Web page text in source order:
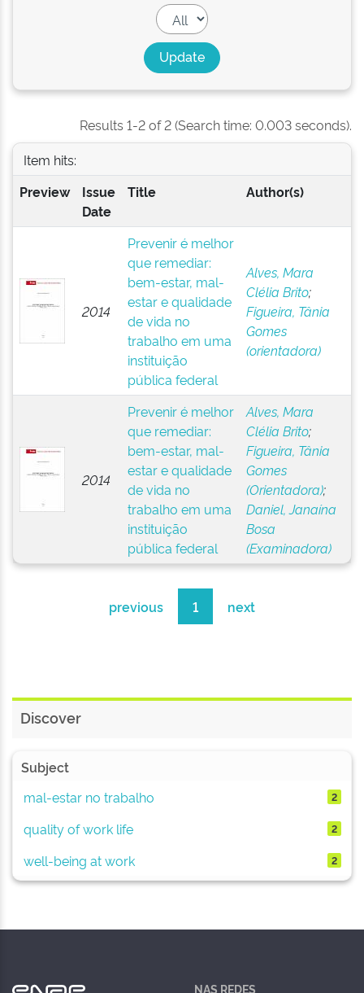
Results 1-2 of 2 (Search time: 0.003 seconds).
Item hits:
Preview
Issue
Date
Title Author(s)
2014
Prevenir é melhor
que remediar:
bem-estar, mal-
estar e qualidade
de vida no
trabalho em uma
instituição
pública federal
Alves, Mara
Clélia Brito;
Figueira, Tânia
Gomes
(orientadora)
2014
Prevenir é melhor
que remediar:
bem-estar, mal-
estar e qualidade
de vida no
trabalho em uma
instituição
pública federal
Alves, Mara
Clélia Brito;
Figueira, Tânia
Gomes
(Orientadora);
Daniel, Janaína
Bosa
(Examinadora)
previous 1 next
Discover
Subject
mal-estar no trabalho
2
quality of work life 2
well-being at work 2
NAS REDES